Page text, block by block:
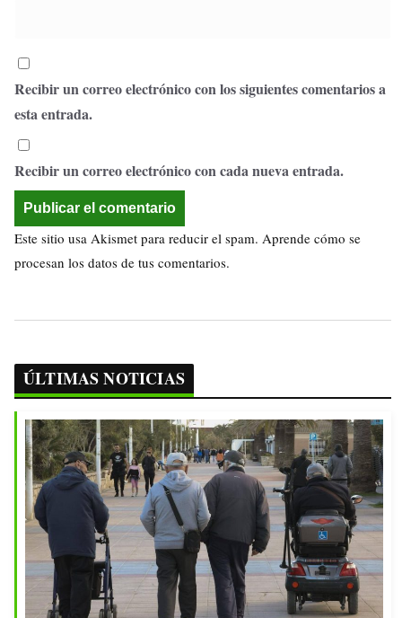
Recibir un correo electrónico con los siguientes comentarios a
esta entrada.
Recibir un correo electrónico con cada nueva entrada.
Este sitio usa Akismet para reducir el spam. Aprende cómo se
procesan los datos de tus comentarios.
ÚLTIMAS NOTICIAS